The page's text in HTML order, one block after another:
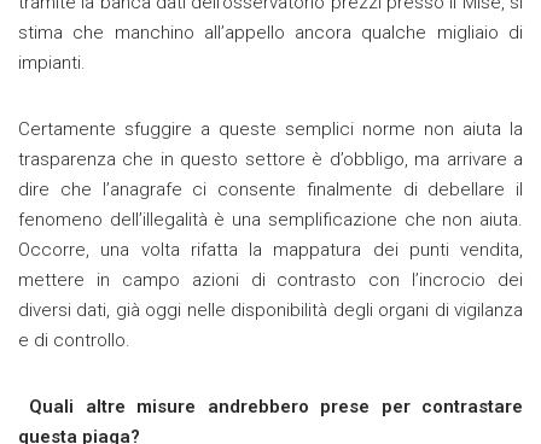
stima che manchino all’appello ancora qualche migliaio di
impianti.
Certamente sfuggire a queste semplici norme non aiuta la
trasparenza che in questo settore è d’obbligo, ma arrivare a
dire che l’anagrafe ci consente finalmente di debellare il
fenomeno dell’illegalità è una semplificazione che non aiuta.
Occorre, una volta rifatta la mappatura dei punti vendita,
mettere in campo azioni di contrasto con l’incrocio dei
diversi dati, già oggi nelle disponibilità degli organi di vigilanza
e di controllo.
Quali altre misure andrebbero prese per contrastare
questa piaga?